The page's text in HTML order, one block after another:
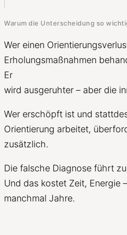
Warum die Unterscheidung so
Wer einen
Erholungsmaßnahmen
Er
wird ausgeruhter – aber die
Wer erschöpft ist und
Orientierung arbeitet,
zusätzlich.
Die falsche Diagnose führt
Und das kostet Zeit, Energie
manchmal Jahre.